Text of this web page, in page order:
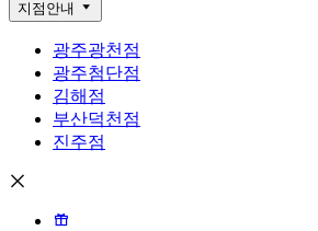
지점안내
광주광천점
광주첨단점
김해점
부산덕천점
진주점